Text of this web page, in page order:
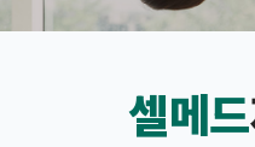
셀메드